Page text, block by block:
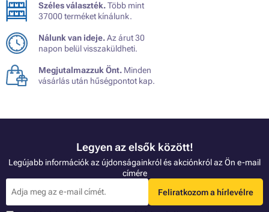
Széles választék.Több mint
37000 terméket kínálunk.
Nálunk van ideje.Az árut 30
napon belül visszaküldheti.
Megjutalmazzuk Önt. Minden
vásárlás után hűségpontot kap.
Legyen az elsők között!
Legújabb információk az újdonságainkról és akciónkról az Ön e-mail
címére
Feliratkozom a hírlevélre